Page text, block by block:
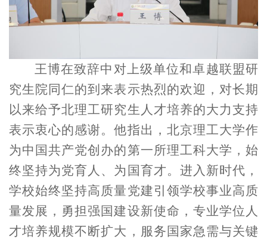
王博在致辞中对上级单位和卓越联盟研
究生院同仁的到来表示热烈的欢迎，对长期
以来给予北理工研究生人才培养的大力支持
表示衷心的感谢。他指出，北京理工大学作
为中国共产党创办的第一所理工科大学，始
终坚持为党育人、为国育才。进入新时代，
学校始终坚持高质量党建引领学校事业高质
量发展，勇担强国建设新使命，专业学位人
才培养规模不断扩大，服务国家急需与关键